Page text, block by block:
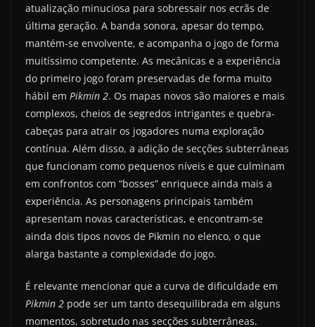
atualização minuciosa para sobressair nos ecrãs de
última geração. A banda sonora, apesar do tempo,
mantém-se envolvente, e acompanha o jogo de forma
muitíssimo competente. As mecânicas e a experiência
do primeiro jogo foram preservadas de forma muito
hábil em Pikmin 2. Os mapas novos são maiores e mais
complexos, cheios de segredos intrigantes e quebra-
cabeças para atrair os jogadores numa exploração
contínua. Além disso, a adição de secções subterrâneas
que funcionam como pequenos níveis e que culminam
em confrontos com “bosses” enriquece ainda mais a
experiência. As personagens principais também
apresentam novas características, e encontram-se
ainda dois tipos novos de Pikmin no elenco, o que
alarga bastante a complexidade do jogo.
É relevante mencionar que a curva de dificuldade em
Pikmin 2 pode ser um tanto desequilibrada em alguns
momentos, sobretudo nas secções subterrâneas.